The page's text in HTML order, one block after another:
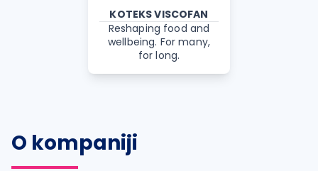
KOTEKS VISCOFAN
Reshaping food and
wellbeing. For many,
for long.
O kompaniji